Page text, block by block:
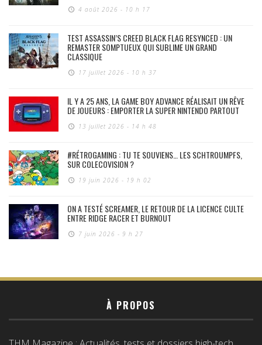
4 août 2026 - 10 h 17
TEST ASSASSIN’S CREED BLACK FLAG RESYNCED : UN
REMASTER SOMPTUEUX QUI SUBLIME UN GRAND
CLASSIQUE
17 juillet 2026 - 10 h 37
IL Y A 25 ANS, LA GAME BOY ADVANCE RÉALISAIT UN RÊVE
DE JOUEURS : EMPORTER LA SUPER NINTENDO PARTOUT
13 juillet 2026 - 14 h 48
#RÉTROGAMING : TU TE SOUVIENS… LES SCHTROUMPFS,
SUR COLECOVISION ?
19 juin 2026 - 19 h 02
ON A TESTÉ SCREAMER, LE RETOUR DE LA LICENCE CULTE
ENTRE RIDGE RACER ET BURNOUT
7 juin 2026 - 9 h 27
À PROPOS